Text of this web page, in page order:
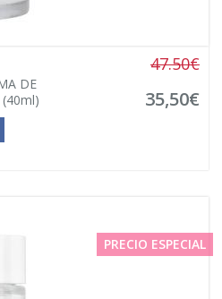
DE
47.50€
35,50€
PRECIO ESPECIAL